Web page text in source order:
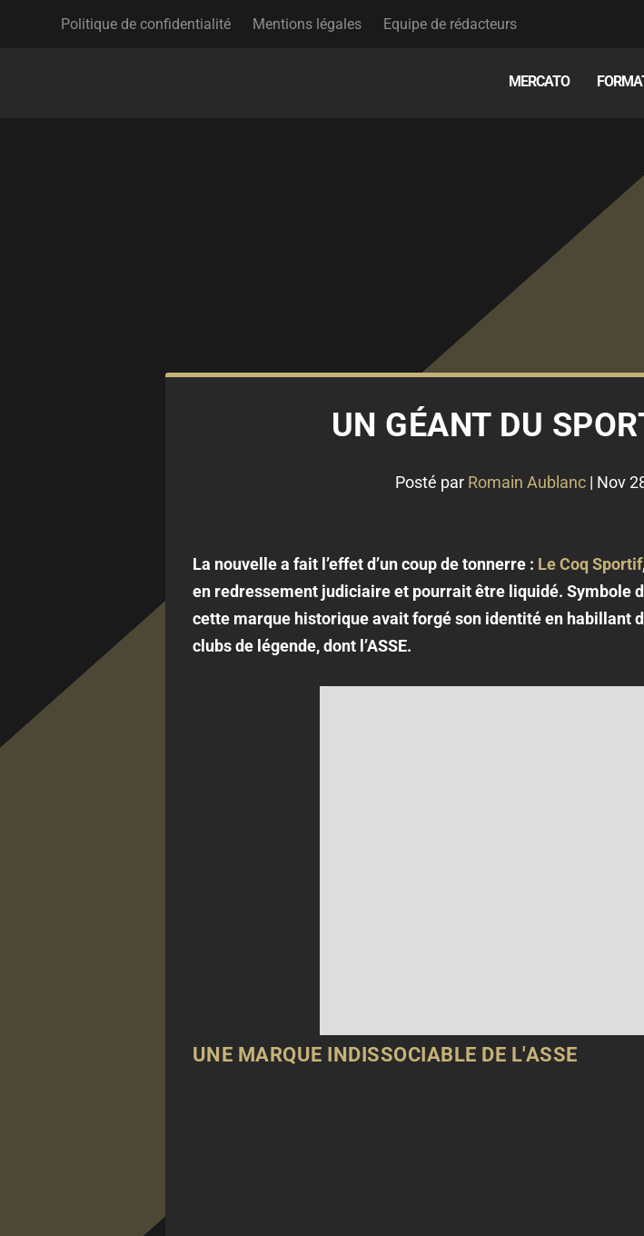
Politique de confidentialité Mentions légales Equipe de rédacteurs
MERCATO
UN GÉANT DU
Posté par Romain Aublanc| Nov
La nouvelle a fait l’effet d’un coup de tonnerre : Le Coq Sportif
en redressement judiciaire et pourrait être liquidé. Symbole
cette marque historique avait forgé son identité en habillant
clubs de légende, dont l’ASSE.
UNE MARQUE INDISSOCIABLE DE L'ASSE